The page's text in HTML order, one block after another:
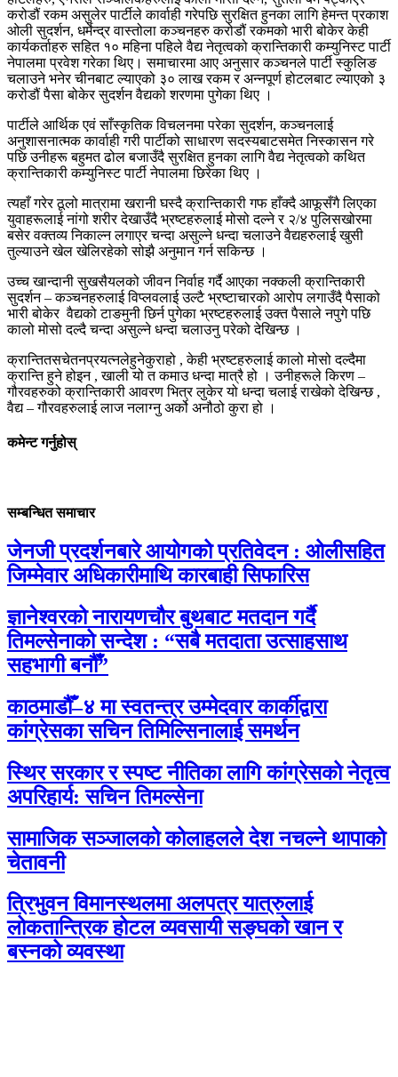
करोडौं रकम असुलेर पार्टीले कार्वाही गरेपछि सुरक्षित हुनका लागि हेमन्त प्रकाश
ओली सुदर्शन, धर्मेन्द्र वास्तोला कञ्चनहरु करोडौं रकमको भारी बोकेर केही
कार्यकर्ताहरु सहित १० महिना पहिले वैद्य नेतृत्वको क्रान्तिकारी कम्युनिस्ट पार्टी
नेपालमा प्रवेश गरेका थिए। समाचारमा आए अनुसार कञ्चनले पार्टी स्कुलिङ
चलाउने भनेर चीनबाट ल्याएको ३० लाख रकम र अन्नपूर्ण होटलबाट ल्याएको ३
करोडौं पैसा बोकेर सुदर्शन वैद्यको शरणमा पुगेका थिए ।
पार्टीले आर्थिक एवं साँस्कृतिक विचलनमा परेका सुदर्शन,कञ्चनलाई
अनुशासनात्मक कार्वाही गरी पार्टीको साधारण सदस्यबाटसमेत निस्कासन गरे
पछि उनीहरू बहुमत ढोल बजाउँदै सुरक्षित हुनका लागि वैद्य नेतृत्वको कथित
क्रान्तिकारी कम्युनिस्ट पार्टी नेपालमा छिरेका थिए ।
त्यहाँ गरेर ठूलो मात्रामा खरानी घस्दै क्रान्तिकारी गफ हाँक्दै आफूसँगै लिएका
युवाहरूलाई नांगो शरीर देखाउँदै भ्रष्टहरुलाई मोसो दल्ने र २/४ पुलिसखोरमा
बसेर वक्तव्य निकाल्न लगाएर चन्दा असुल्ने धन्दा चलाउने वैद्यहरुलाई खुसी
तुल्याउने खेल खेलिरहेको सोझै अनुमान गर्न सकिन्छ ।
उच्च खान्दानी सुखसैयलको जीवन निर्वाह गर्दै आएका नक्कली क्रान्तिकारी
सुदर्शन–कञ्चनहरुलाई विप्लवलाई उल्टै भ्रष्टाचारको आरोप लगाउँदै पैसाको
भारी बोकेर वैद्यको टाङमुनी छिर्न पुगेका भ्रष्टहरुलाई उक्त पैसाले नपुगे पछि
कालो मोसो दल्दै चन्दा असुल्ने धन्दा चलाउनु परेको देखिन्छ ।
क्रान्तितसचेतनप्रयत्नलेहुनेकुराहो ,केही भ्रष्टहरुलाई कालो मोसो दल्दैमा
क्रान्ति हुने होइन,खाली यो त कमाउ धन्दा मात्रै हो । उनीहरूले किरण –
गौरवहरुको क्रान्तिकारी आवरण भित्र लुकेर यो धन्दा चलाई राखेको देखिन्छ,
वैद्य–गौरवहरुलाई लाज नलाग्नु अर्को अनौठो कुरा हो ।
कमेन्ट गर्नुहोस्
सम्बन्धित समाचार
जेनजी प्रदर्शनबारे आयोगको प्रतिवेदन : ओलीसहित
जिम्मेवार अधिकारीमाथि कारबाही सिफारिस
ज्ञानेश्वरको नारायणचौर बुथबाट मतदान गर्दै
तिमल्सेनाको सन्देश : “सबै मतदाता उत्साहसाथ
सहभागी बनौँ”
काठमाडौँ–४ मा स्वतन्त्र उम्मेदवार कार्कीद्वारा
कांग्रेसका सचिन तिमिल्सिनालाई समर्थन
स्थिर सरकार र स्पष्ट नीतिका लागि कांग्रेसको नेतृत्व
अपरिहार्य: सचिन तिमल्सेना
सामाजिक सञ्जालको कोलाहलले देश नचल्ने थापाको
चेतावनी
त्रिभुवन विमानस्थलमा अलपत्र यात्रुलाई
लोकतान्त्रिक होटल व्यवसायी सङ्घको खान र
बस्नको व्यवस्था